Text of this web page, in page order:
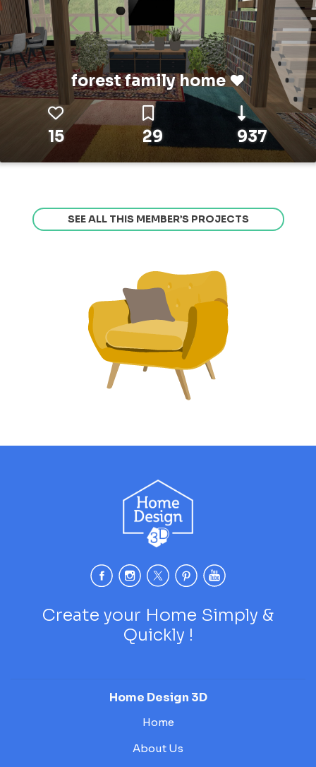
forest family home ❤️
15 29 937
SEE ALL THIS MEMBER’S PROJECTS
Create your Home Simply &
Quickly !
Home Design 3D
Home
About Us